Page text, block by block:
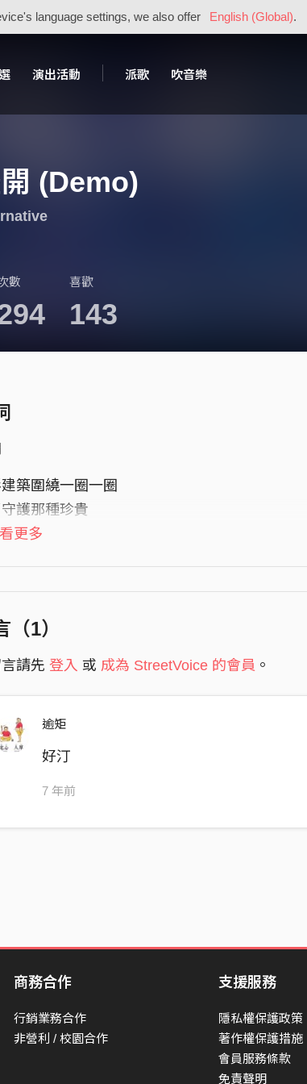
language settings, we also offer English (Global).
演出活動 派歌 吹音樂
(Demo)
數 喜歡
143
築圍繞一圈一圈
護那種珍貴
個圓也有些尖銳
陽劃破夜的黑
恐懼相信的一切
百花盛開不為正確
手啟程 不為明天
更多
（1）
請先 登入 或 成為 StreetVoice 的會員 。
逾矩
好汀
7 年前
商務合作
行銷業務合作
非營利 / 校園合作
支援服務
隱私權保護政策
著作權保護措施
會員服務條款
免責聲明